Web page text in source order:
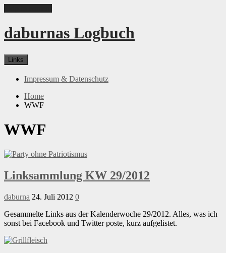
daburnas Logbuch
Links
Impressum & Datenschutz
Home
WWF
WWF
Linksammlung KW 29/2012
daburna 24. Juli 2012 0
Gesammelte Links aus der Kalenderwoche 29/2012. Alles, was ich
sonst bei Facebook und Twitter poste, kurz aufgelistet.